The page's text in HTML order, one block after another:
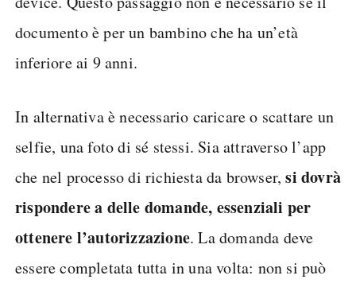
documento è per un bambino che ha un’età
inferiore ai 9 anni.
In alternativa è necessario caricare o scattare un
selfie, una foto di sé stessi. Sia attraverso l’app
che nel processo di richiesta da browser,si dovrà
rispondere a delle domande, essenziali per
ottenere l’autorizzazione. La domanda deve
essere completata tutta in una volta: non si può